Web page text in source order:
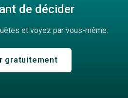
de décider
et voyez par vous-même.
gratuitement